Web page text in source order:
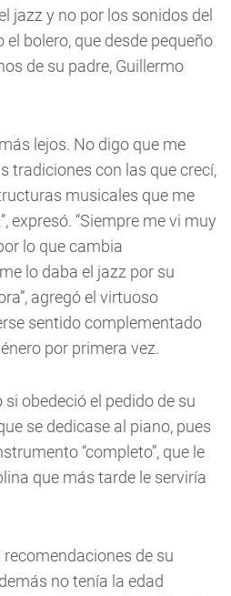
jazz y no por los sonidos del
bolero, que desde pequeño
de su padre, Guillermo
lejos. No digo que me
tradiciones con las que crecí,
musicales que me
expresó. “Siempre me vi muy
lo que cambia
lo daba el jazz por su
agregó el virtuoso
sentido complementado
por primera vez.
obedeció el pedido de su
se dedicase al piano, pues
“completo”, que le
que más tarde le serviría
de su
no tenía la edad